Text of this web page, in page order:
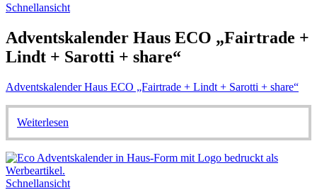
Schnellansicht
Adventskalender Haus ECO „Fairtrade +
Lindt + Sarotti + share“
Adventskalender Haus ECO „Fairtrade + Lindt + Sarotti + share“
Weiterlesen
Schnellansicht